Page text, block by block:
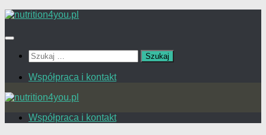
Przejdź
treści
Szukaj:
Współpraca i kontakt
Współpraca i kontakt